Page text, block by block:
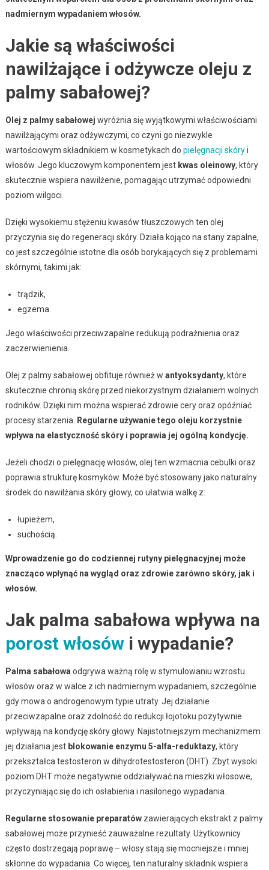
nadmiernym wypadaniem włosów.
Jakie są właściwości
nawilżające i odżywcze oleju z
palmy sabałowej?
Olej z palmy sabałowej wyróżnia się wyjątkowymi właściwościami
nawilżającymi oraz odżywczymi, co czyni go niezwykle
wartościowym składnikiem w kosmetykach do pielęgnacji skóryi
włosów. Jego kluczowym komponentem jest kwas oleinowy, który
skutecznie wspiera nawilżenie, pomagając utrzymać odpowiedni
poziom wilgoci.
Dzięki wysokiemu stężeniu kwasów tłuszczowych ten olej
przyczynia się do regeneracji skóry. Działa kojąco na stany zapalne,
co jest szczególnie istotne dla osób borykających się z problemami
skórnymi, takimi jak:
trądzik,
egzema.
Jego właściwości przeciwzapalne redukują podrażnienia oraz
zaczerwienienia.
Olej z palmy sabałowej obfituje również w antyoksydanty, które
skutecznie chronią skórę przed niekorzystnym działaniem wolnych
rodników. Dzięki nim można wspierać zdrowie cery oraz opóźniać
procesy starzenia.
Regularne używanie tego oleju korzystnie
wpływa na elastyczność skóry i poprawia jej ogólną kondycję.
Jeżeli chodzi o pielęgnację włosów, olej ten wzmacnia cebulki oraz
poprawia strukturę kosmyków. Może być stosowany jako naturalny
środek do nawilżania skóry głowy, co ułatwia walkę z:
łupieżem,
suchością.
Wprowadzenie go do codziennej rutyny pielęgnacyjnej może
znacząco wpłynąć na wygląd oraz zdrowie zarówno skóry, jak i
włosów.
Jak palma sabałowa wpływa na
porost włosówi wypadanie?
Palma sabałowa odgrywa ważną rolę w stymulowaniu wzrostu
włosów oraz w walce z ich nadmiernym wypadaniem, szczególnie
gdy mowa o androgenowym typie utraty. Jej działanie
przeciwzapalne oraz zdolność do redukcji łojotoku pozytywnie
wpływają na kondycję skóry głowy. Najistotniejszym mechanizmem
jej działania jest blokowanie enzymu 5-alfa-reduktazy, który
przekształca testosteron w dihydrotestosteron (DHT). Zbyt wysoki
poziom DHT może negatywnie oddziaływać na mieszki włosowe,
przyczyniając się do ich osłabienia i nasilonego wypadania.
Regularne stosowanie preparatówzawierających ekstrakt z palmy
sabałowej może przynieść zauważalne rezultaty. Użytkownicy
często dostrzegają poprawę – włosy stają się mocniejsze i mniej
skłonne do wypadania. Co więcej, ten naturalny składnik wspiera